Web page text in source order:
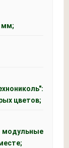
мм;
цветов;